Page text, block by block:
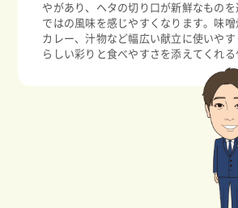
やがあり、ヘタの切り口が新鮮なものを
ではの風味を感じやすくなります。味噌
カレー、汁物など幅広い献立に使いや
らしい彩りと食べやすさを添えてくれる